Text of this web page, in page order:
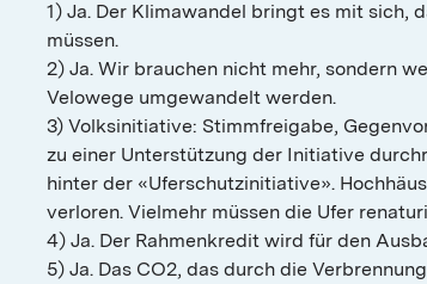
1) Ja. Der Klimawandel bringt es mit sich,
müssen.
2) Ja. Wir brauchen nicht mehr, sondern
Velowege umgewandelt werden.
3) Volksinitiative: Stimmfreigabe,
zu einer Unterstützung der Initiative
hinter der «Uferschutzinitiative».
verloren. Vielmehr müssen die Ufer
4) Ja. Der Rahmenkredit wird für den
5) Ja. Das CO2, das durch die